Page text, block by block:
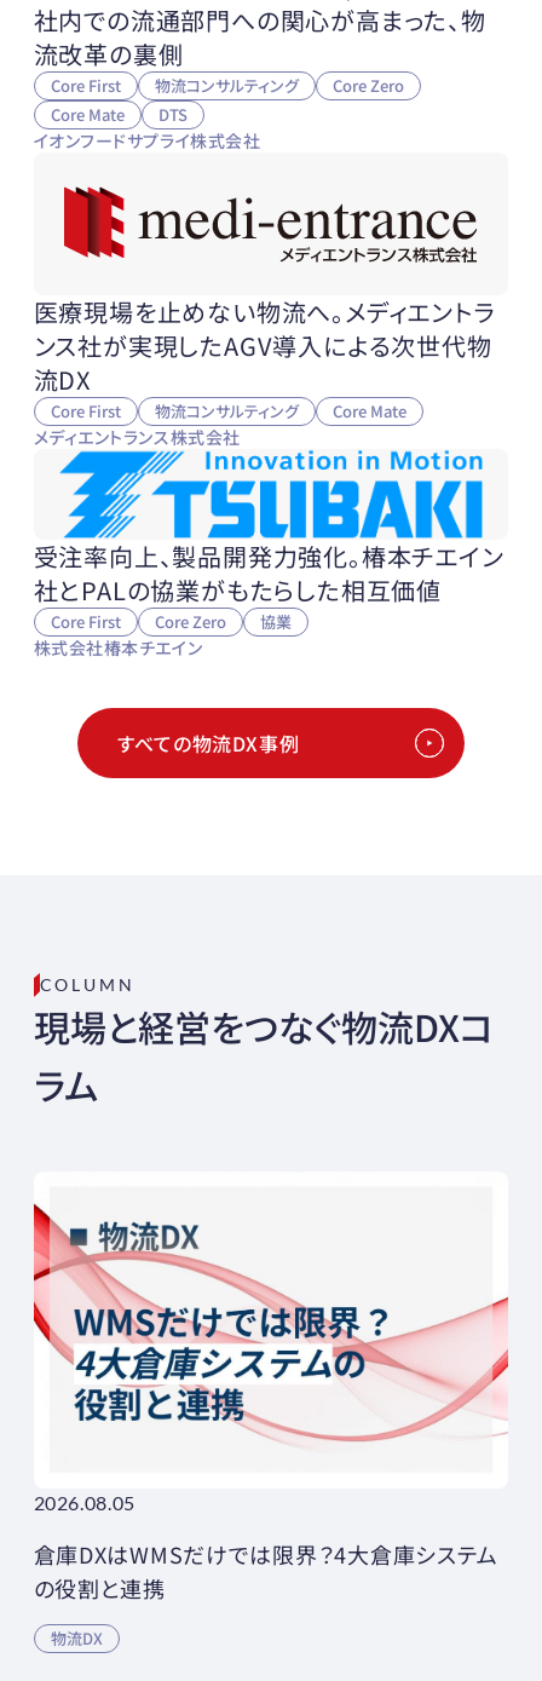
社内での流通部門への関心が高まった、物
流改革の裏側
Core First 物流コンサルティング
Core Zero
Core Mate
DTS
イオンフードサプライ株式会社
医療現場を止めない物流へ。メディエントラ
ンス社が実現したAGV導入による次世代物
流DX
Core First 物流コンサルティング Core Mate
メディエントランス株式会社
受注率向上、製品開発力強化。椿本チエイン
社とPALの協業がもたらした相互価値
Core First Core Zero 協業
株式会社椿本チエイン
すべての物流DX事例
COLUMN
現場と経営をつなぐ物流DXコ
ラム
2026.08.05
倉庫DXはWMSだけでは限界？4大倉庫システム
の役割と連携
物流DX